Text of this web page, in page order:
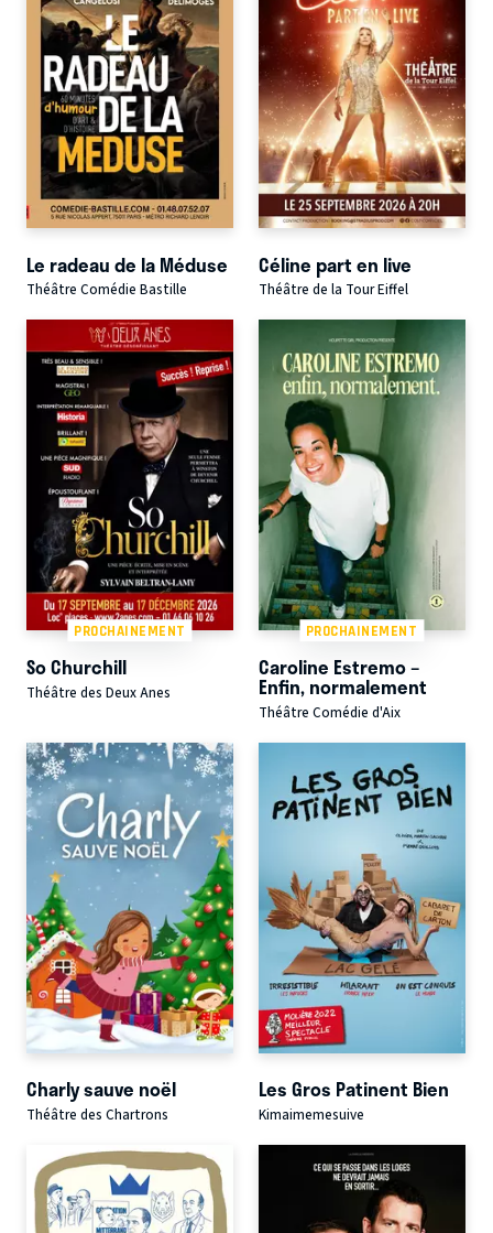
Le radeau de la Méduse
Théâtre Comédie Bastille
Céline part en live
Théâtre de la Tour Eiffel
PROCHAINEMENT
So Churchill
Théâtre des Deux Anes
PROCHAINEMENT
Caroline Estremo –
Enfin, normalement
Théâtre Comédie d'Aix
Charly sauve noël
Théâtre des Chartrons
Les Gros Patinent Bien
Kimaimemesuive